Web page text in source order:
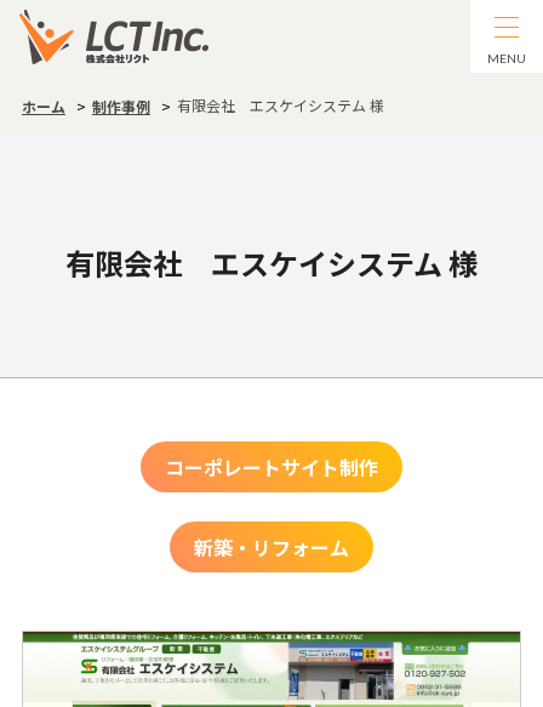
MENU
ホーム 制作事例 有限会社 エスケイシステム 様
有限会社 エスケイシステム 様
コーポレートサイト制作
新築・リフォーム